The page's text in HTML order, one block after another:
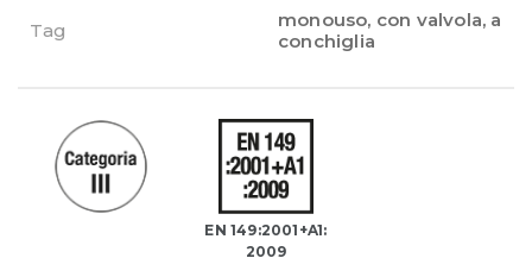
Tag
monouso, con valvola, a
conchiglia
EN 149:2001+A1:
2009